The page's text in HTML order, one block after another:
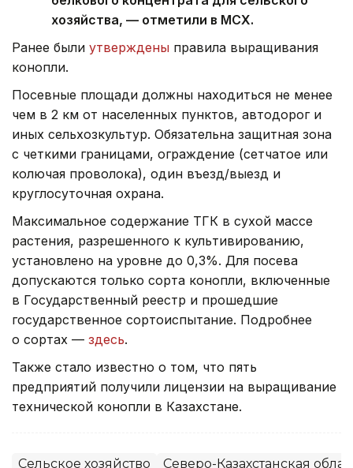
хозяйства, — отметили в МСХ.
Ранее были утверждены правила выращивания
конопли.
Посевные площади должны находиться не менее
чем в 2 км от населенных пунктов, автодорог и
иных сельхозкультур. Обязательна защитная зона
с четкими границами, ограждение (сетчатое или
колючая проволока), один въезд/выезд и
круглосуточная охрана.
Максимальное содержание ТГК в сухой массе
растения, разрешенного к культивированию,
установлено на уровне до 0,3%. Для посева
допускаются только сорта конопли, включенные
в Государственный реестр и прошедшие
государственное сортоиспытание. Подробнее
о сортах — здесь.
Также стало известно о том, что пять
предприятий получили лицензии на выращивание
технической конопли в Казахстане.
Сельское хозяйство Северо-Казахстанская